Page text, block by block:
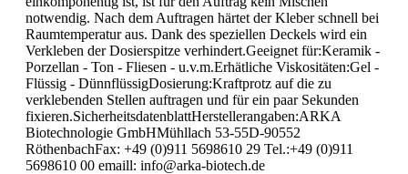
notwendig. Nach dem Auftragen härtet der Kleber schnell bei
Raumtemperatur aus. Dank des speziellen Deckels wird ein
Verkleben der Dosierspitze verhindert.Geeignet für:Keramik -
Porzellan - Ton - Fliesen - u.v.m.Erhätliche Viskositäten:Gel -
Flüssig - DünnflüssigDosierung:Kraftprotz auf die zu
verklebenden Stellen auftragen und für ein paar Sekunden
fixieren.SicherheitsdatenblattHerstellerangaben:ARKA
Biotechnologie GmbHMühllach 53-55D-90552
RöthenbachFax: +49 (0)911 5698610 29 Tel.:+49 (0)911
5698610 00 emaill: info@arka-biotech.de